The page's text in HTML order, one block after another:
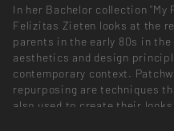
In her Bachelor collection “My
Felizitas Zieten looks at the
parents in the early 80s in the
aesthetics and design
contemporary context.
repurposing are techniques
also used to create their